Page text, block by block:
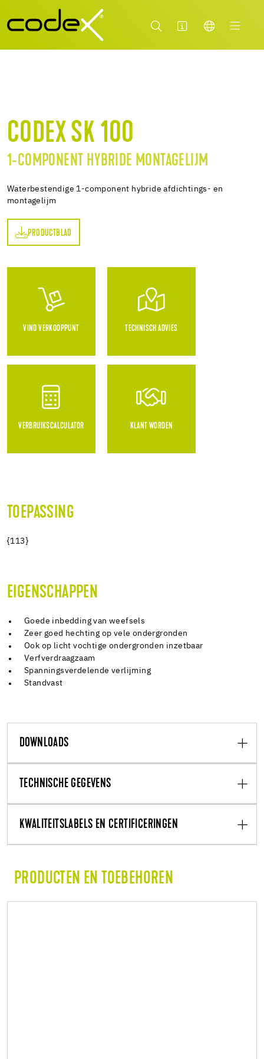
CODEX SK 100
1-COMPONENT HYBRIDE MONTAGELIJM
Waterbestendige 1-component hybride afdichtings- en
montagelijm
PRODUCTBLAD
VIND VERKOOPPUNT TECHNISCH ADVIES
VERBRUIKSCALCULATOR KLANT WORDEN
TOEPASSING
{113}
EIGENSCHAPPEN
Goede inbedding van weefsels
Zeer goed hechting op vele ondergronden
Ook op licht vochtige ondergronden inzetbaar
Verfverdraagzaam
Spanningsverdelende verlijming
Standvast
DOWNLOADS
TECHNISCHE GEGEVENS
KWALITEITSLABELS EN CERTIFICERINGEN
PRODUCTEN EN TOEBEHOREN